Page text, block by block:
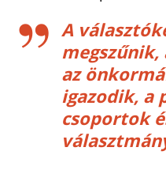
A
megszűnik,
az
igazodik, a
csoportok